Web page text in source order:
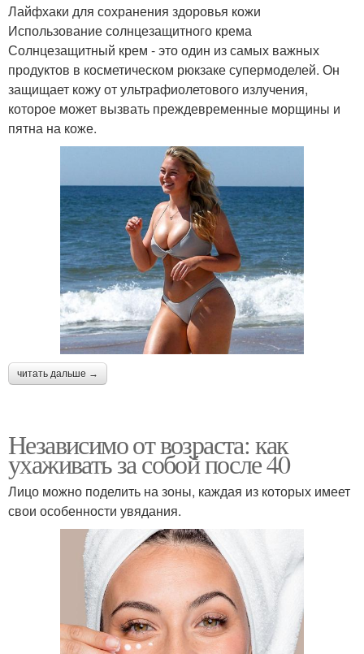
Лайфхаки для сохранения здоровья кожи
Использование солнцезащитного крема
Солнцезащитный крем - это один из самых важных
продуктов в косметическом рюкзаке супермоделей. Он
защищает кожу от ультрафиолетового излучения,
которое может вызвать преждевременные морщины и
пятна на коже.
читать дальше →
Независимо от возраста: как
ухаживать за собой после 40
Лицо можно поделить на зоны, каждая из которых имеет
свои особенности увядания.